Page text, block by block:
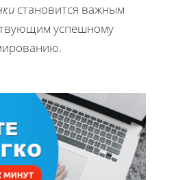
становится важным
успешному